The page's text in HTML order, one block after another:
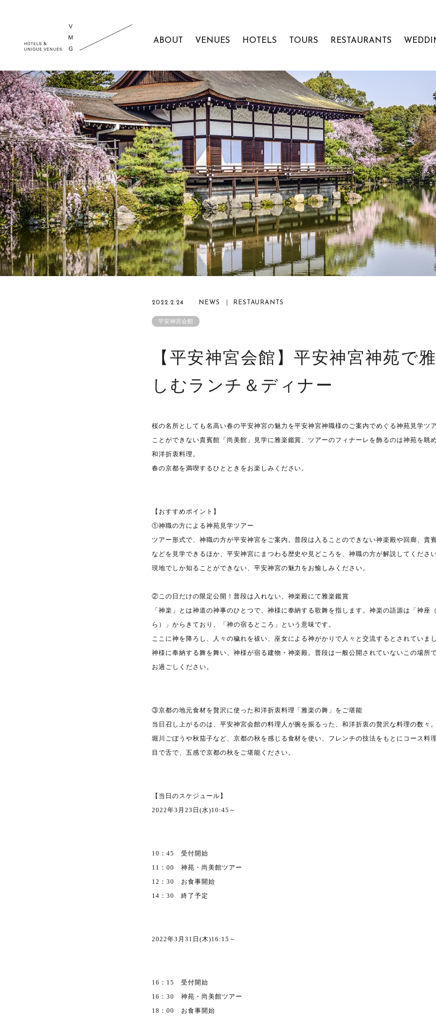
ABOUT VENUES HOTELS TOURS RESTAURANTS
2022.2.24 NEWS ｜ RESTAURANTS
平安神宮会館
【平安神宮会館】平安神宮神苑で
しむランチ＆ディナー
桜の名所としても名高い春の平安神宮の魅力を平安神宮神職様のご案内でめぐる神苑見学ツ
ことができない貴賓館「尚美館」見学に雅楽鑑賞、ツアーのフィナーレを飾るのは神苑を眺
和洋折衷料理。
春の京都を満喫するひとときをお楽しみください。
【おすすめポイント】
①神職の方による神苑見学ツアー
ツアー形式で、神職の方が平安神宮をご案内。普段は入ることのできない神楽殿や回廊、貴
などを見学できるほか、平安神宮にまつわる歴史や見どころを、神職の方が解説してください
現地でしか知ることができない、平安神宮の魅力をお愉しみください。
②この日だけの限定公開！普段は入れない、神楽殿にて雅楽鑑賞
「神楽」とは神道の神事のひとつで、神様に奉納する歌舞を指します。神楽の語源は「神座
ら）」からきており、「神の宿るところ」という意味です。
ここに神を降ろし、人々の穢れを祓い、巫女による神がかりで人々と交流するとされていまし
神様に奉納する舞を舞い、神様が宿る建物・神楽殿。普段は一般公開されていないこの場所
お過ごしください。
③京都の地元食材を贅沢に使った和洋折衷料理「雅楽の舞」をご堪能
当日召し上がるのは、平安神宮会館の料理人が腕を振るった、和洋折衷の贅沢な料理の数々。
堀川ごぼうや秋茄子など、京都の秋を感じる食材を使い、フレンチの技法をもとにコース料
目で舌で、五感で京都の秋をご堪能ください。
【当日のスケジュール】
2022年3月23日(水)10:45～
10：45 受付開始
11：00 神苑・尚美館ツアー
12：30 お食事開始
14：30 終了予定
2022年3月31日(木)16:15～
16：15 受付開始
16：30 神苑・尚美館ツアー
18：00 お食事開始